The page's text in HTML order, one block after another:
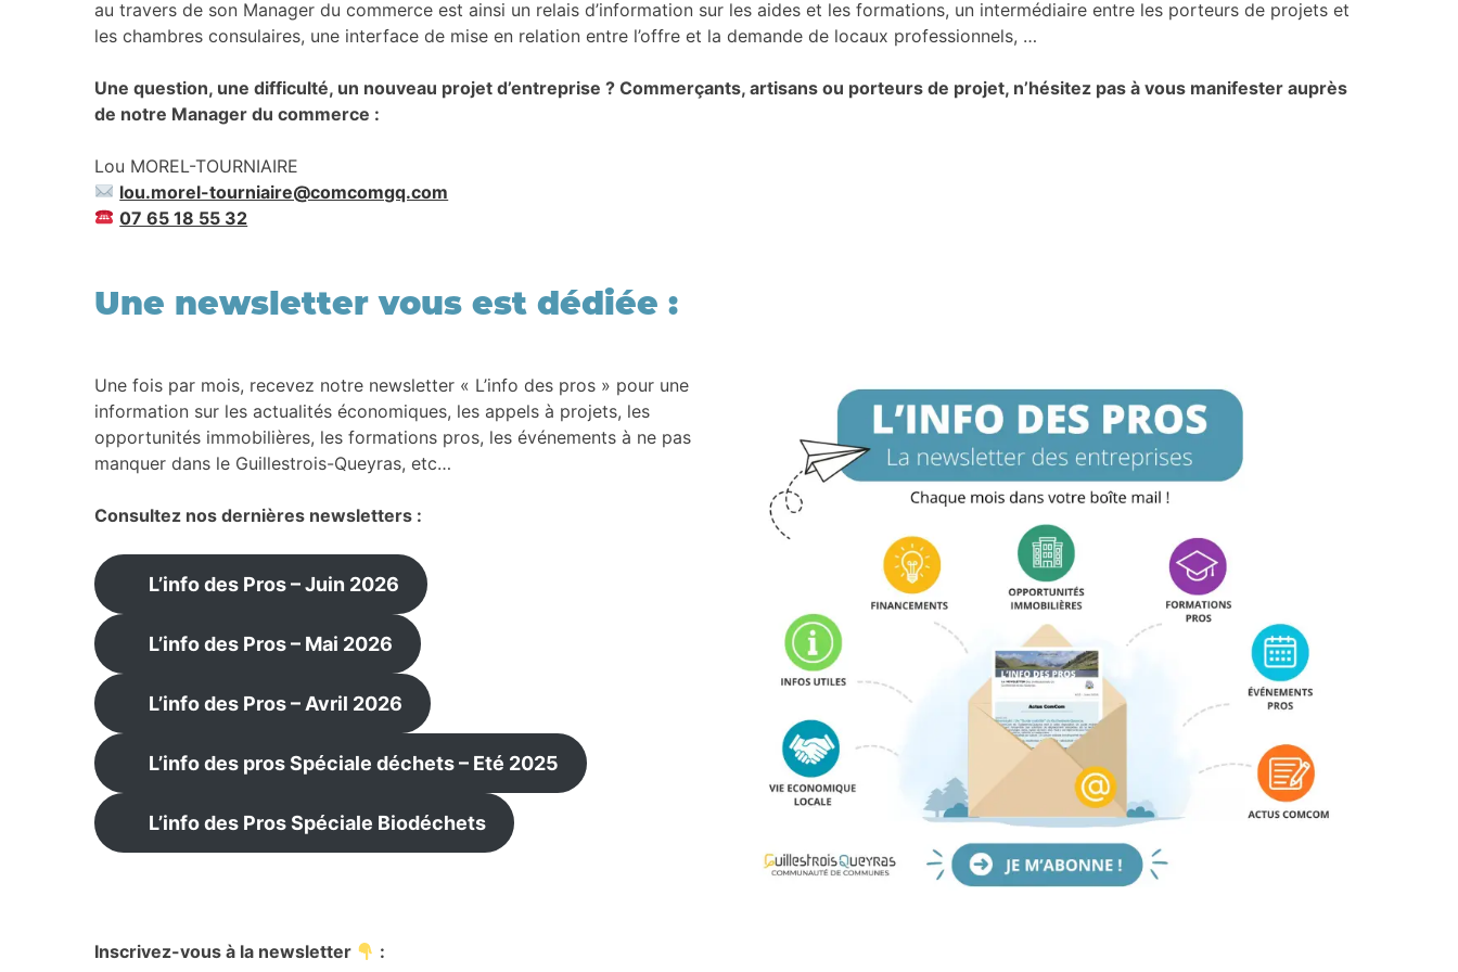
au travers de son Manager du commerce est ainsi un relais d’information sur les aides et les formations, un intermédiaire entre les porteurs de projets et
les chambres consulaires, une interface de mise en relation entre l’offre et la demande de locaux professionnels, …
Une question, une difficulté, un nouveau projet d’entreprise ? Commerçants, artisans ou porteurs de projet, n’hésitez pas à vous manifester auprès
de notre Manager du commerce :
Lou MOREL-TOURNIAIRE
lou.morel-tourniaire@comcomgq.com
07 65 18 55 32
Une newsletter vous est dédiée :
Une fois par mois, recevez notre newsletter « L’info des pros » pour une
information sur les actualités économiques, les appels à projets, les
opportunités immobilières, les formations pros, les événements à ne pas
manquer dans le Guillestrois-Queyras, etc…
Consultez nos dernières newsletters :
L’info des Pros – Juin 2026
L’info des Pros – Mai 2026
L’info des Pros – Avril 2026
L’info des pros Spéciale déchets – Eté 2025
L’info des Pros Spéciale Biodéchets
Inscrivez-vous à la newsletter :